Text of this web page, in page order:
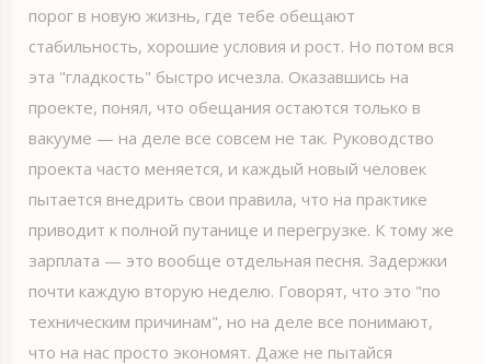
порог в новую жизнь, где тебе обещают
стабильность, хорошие условия и рост. Но потом вся
эта "гладкость" быстро исчезла. Оказавшись на
проекте, понял, что обещания остаются только в
вакууме — на деле все совсем не так. Руководство
проекта часто меняется, и каждый новый человек
пытается внедрить свои правила, что на практике
приводит к полной путанице и перегрузке. К тому же
зарплата — это вообще отдельная песня. Задержки
почти каждую вторую неделю. Говорят, что это "по
техническим причинам", но на деле все понимают,
что на нас просто экономят. Даже не пытайся